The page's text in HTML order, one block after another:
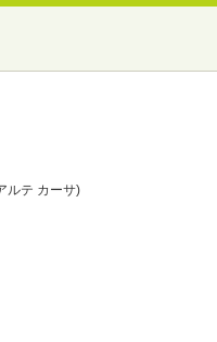
レポーター
ルテ カーサ)